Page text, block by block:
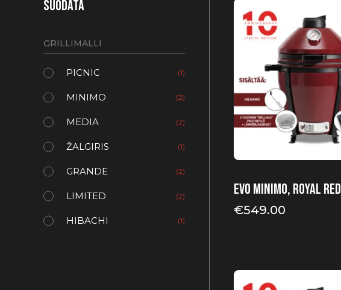
SUODATA
GRILLIMALLI
PICNIC (1)
MINIMO (2)
MEDIA (2)
ŽALGIRIS (1)
GRANDE (2)
LIMITED (2)
HIBACHI (1)
EVO Minimo, Royal Red
€549.00